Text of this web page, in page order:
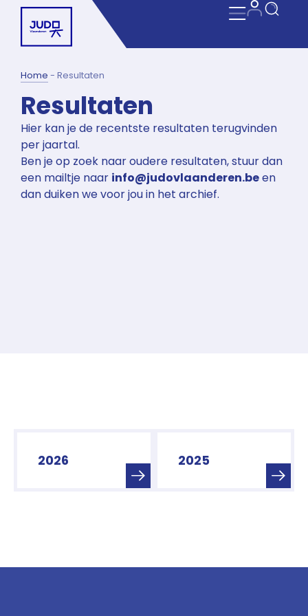
Home - Resultaten
Resultaten
Hier kan je de recentste resultaten terugvinden
per jaartal.
Ben je op zoek naar oudere resultaten, stuur dan
een mailtje naar info@judovlaanderen.been
dan duiken we voor jou in het archief.
2026 2025